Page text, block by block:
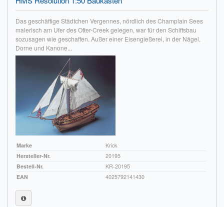
Das geschäftige Städtchen Vergennes, nördlich des Champlain Sees
malerisch am Ufer des Otter-Creek gelegen, war für den Schiffsbau
sozusagen wie geschaffen. Außer einer Eisengießerei, in der Nägel,
Dorne und Kanone...
Marke
Krick
Hersteller-Nr.
20195
Bestell-Nr.
KR-20195
EAN
4025792141430